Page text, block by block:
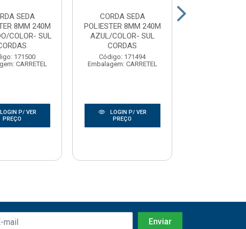
SEDA
8MM 240M
COLOR- SUL
171500
CARRETEL
LOGIN P/ VER
PREÇO
CORDA SEDA
POLIESTER 8MM 240M
AZUL/COLOR- SUL
CORDAS
Código: 171494
Embalagem: CARRETEL
LOGIN P/ VER
PREÇO